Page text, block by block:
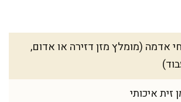
אדמה (מומלץ מזן דזירה או אדום,